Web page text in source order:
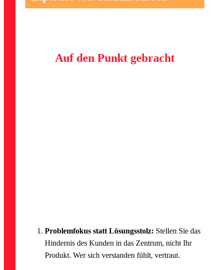
Auf den Punkt gebracht
Problemfokus statt Lösungsstolz: Stellen Sie das
Hindernis des Kunden in das Zentrum, nicht Ihr
Produkt. Wer sich verstanden fühlt, vertraut.